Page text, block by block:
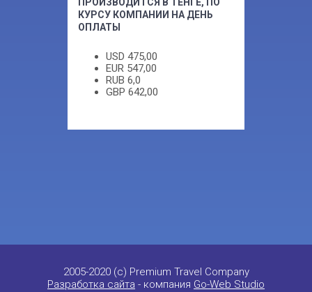
КУРСУ КОМПАНИИ НА ДЕНЬ
ОПЛАТЫ
USD 475,00
EUR 547,00
RUB 6,0
GBP 642,00
2005-2020 (c) Premium Travel Company
Разработка сайта - компания Go-Web Studio